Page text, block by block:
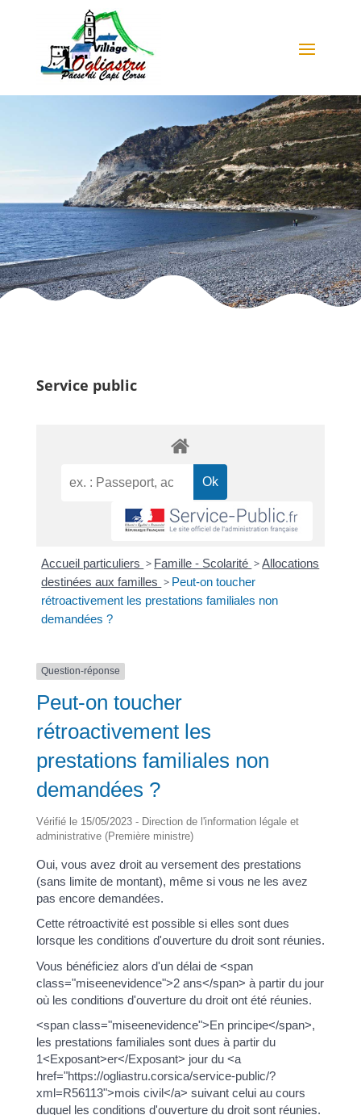
Service public
Accueil particuliers > Famille - Scolarité >Allocations
destinées aux familles > Peut-on toucher
rétroactivement les prestations familiales non
demandées ?
Question-réponse
Peut-on toucher
rétroactivement les
prestations familiales non
demandées ?
Vérifié le 15/05/2023 - Direction de l'information légale et
administrative (Première ministre)
Oui, vous avez droit au versement des prestations
(sans limite de montant), même si vous ne les avez
pas encore demandées.
Cette rétroactivité est possible si elles sont dues
lorsque les conditions d'ouverture du droit sont réunies.
Vous bénéficiez alors d'un délai de <span
class="miseenevidence">2 ans</span> à partir du jour
où les conditions d'ouverture du droit ont été réunies.
<span class="miseenevidence">En principe</span>,
les prestations familiales sont dues à partir du
1<Exposant>er</Exposant> jour du <a
href="https://ogliastru.corsica/service-public/?
xml=R56113">mois civil</a> suivant celui au cours
duquel les conditions d'ouverture du droit sont réunies.